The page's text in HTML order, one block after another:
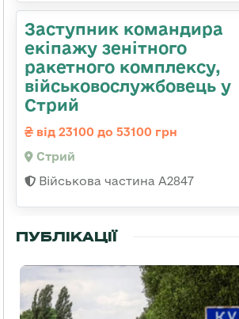
Заступник командира
екіпажу зенітного
ракетного комплексу,
військовослужбовець у
Стрий
від 23100 до 53100 грн
Стрий
Військова частина А2847
ПУБЛІКАЦІЇ